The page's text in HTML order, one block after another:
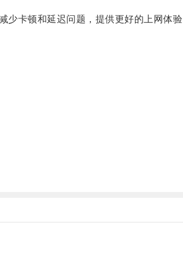
卡顿和延迟问题，提供更好的上网体验